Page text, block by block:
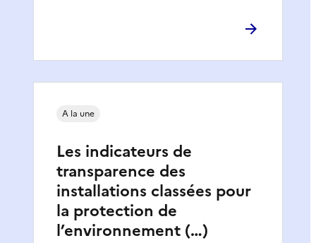
Les indicateurs de
transparence des
installations classées pour
la protection de
l’environnement (…)
A la une